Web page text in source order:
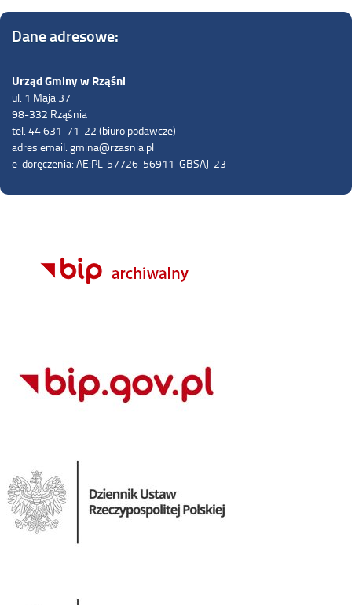
Dane adresowe:
Urząd Gminy w Rząśni
ul. 1 Maja 37
98-332 Rząśnia
tel. 44 631-71-22 (biuro podawcze)
adres email: gmina@rzasnia.pl
e-doręczenia: AE:PL-57726-56911-GBSAJ-23